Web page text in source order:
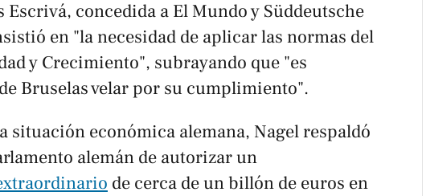
Escrivá, concedida a El Mundoy Süddeutsche
en "la necesidad de aplicar las normas del
y Crecimiento", subrayando que "es
Bruselas velar por su cumplimiento".
situación económica alemana, Nagel respaldó
alemán de autorizar un
de cerca de un billón de euros en